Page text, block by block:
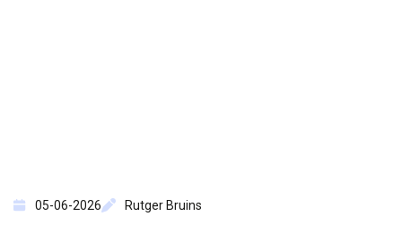
05-06-2026 Rutger Bruins